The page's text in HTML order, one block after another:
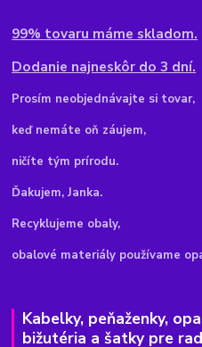
99% tovaru máme skladom.
Dodanie najneskôr do 3 dní.
Prosím neobjednávajte si tovar,
keď nemáte oň záujem,
ničíte tým prírodu.
Ďakujem, Janka.
Recyklujeme obaly,
obalové materiály používame
Kabelky, peňaženky,
bižutéria a šatky pre